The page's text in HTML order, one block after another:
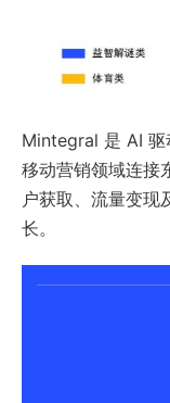
Mintegral 是 AI 驱
移动营销领域连接
户获取、流量变现
长。